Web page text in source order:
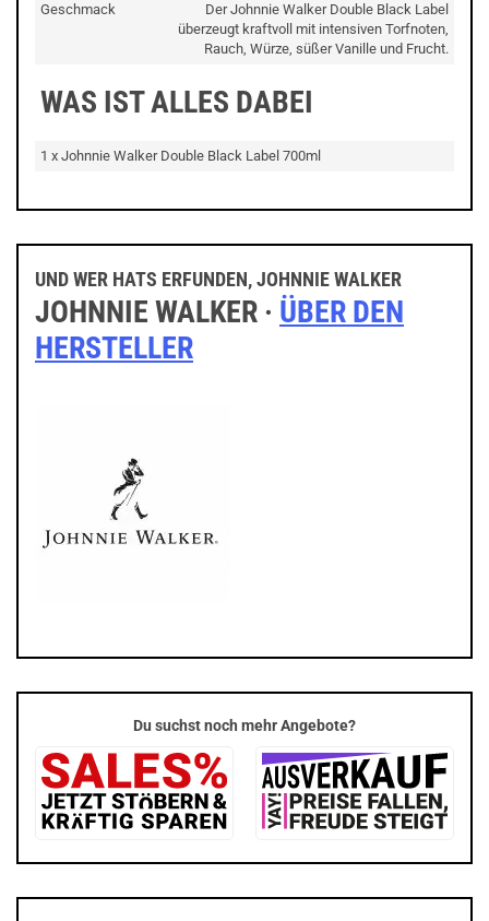
Geschmack
Der Johnnie Walker Double Black Label
überzeugt kraftvoll mit intensiven Torfnoten,
Rauch, Würze, süßer Vanille und Frucht.
WAS IST ALLES DABEI
1 x Johnnie Walker Double Black Label 700ml
UND WER HATS ERFUNDEN, JOHNNIE WALKER
JOHNNIE WALKER · ÜBER DEN
HERSTELLER
Du suchst noch mehr Angebote?